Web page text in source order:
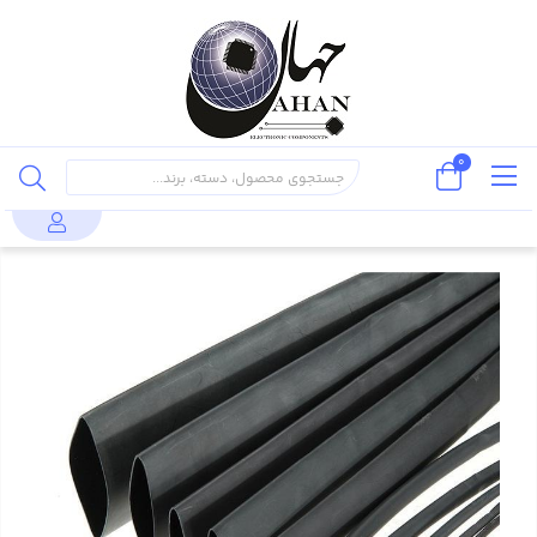
محصولات وارنیش حرارتی سایز 4mm - یک متر
0